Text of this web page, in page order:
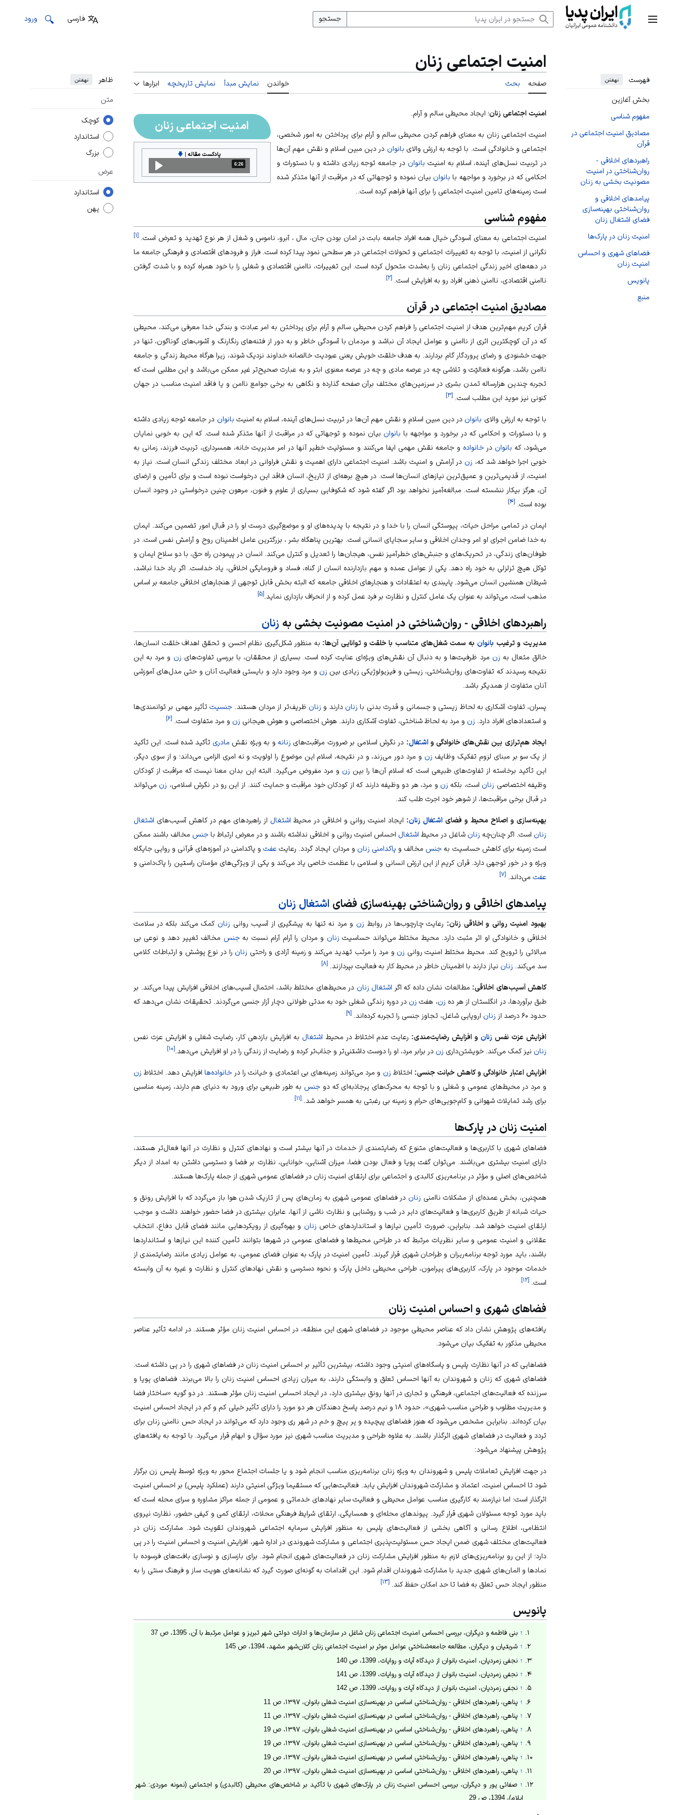
منوی اصلی
جستجو فارسی ورود
فهرست نهفتن
بخش آغازین
مفهوم شناسی
مصادیق امنیت اجتماعی در
قرآن
راهبردهای اخلاقی -
روان‌شناختی در امنیت
مصونیت بخشی به زنان
پیامدهای اخلاقی و
روان‌شناختی بهینه‌سازی
فضای اشتغال زنان
امنیت زنان در پارک‌ها
فضاهای شهری و احساس
امنیت زنان
پانویس
منبع
امنیت اجتماعی زنان
صفحه بحث خواندن نمایش مبدأ نمایش تاریخچه ابزارها ظاهر نهفتن
متن
کوچک
استاندارد
بزرگ
عرض
استاندارد
پهن
امنیت اجتماعی زنان
پادکست مقاله|
🡇
مدت: 6 دقیقه و 26 ثانیه
6:26
امنیت اجتماعی زنان؛ ایجاد محیطی سالم و آرام.
امنیت اجتماعی زنان به معنای فراهم کردن محیطی سالم و آرام برای پرداختن به امور شخصی،
اجتماعی و خانوادگی است. با توجه به ارزش والای بانوان در دین مبین اسلام و نقش مهم آن‌ها
در تربیت نسل‌های آینده، اسلام به امنیت بانوان در جامعه توجه زیادی داشته و با دستورات و
احکامی که در برخورد و مواجهه با بانوان بیان نموده و توجهاتی که در مراقبت از آنها متذکر شده
است زمینه‌های تامین امنیت اجتماعی را برای آنها فراهم کرده است..
مفهوم شناسی
امنیت اجتماعی به معنای آسودگی خیال همه افراد جامعه بابت در امان بودن جان، مال ، آبرو، ناموس و شغل از هر نوع تهدید و تعرض است. [۱]
نگرانی از امنیت، با توجه به تغییرات اجتماعی و تحولات اجتماعی در هر سطحی نمود پیدا کرده است. فراز و فرودهای اقتصادی و فرهنگی جامعه ما
در دهه‌های اخیر زندگی اجتماعی زنان را به‌شدت متحول کرده است. این تغییرات، ناامنی اقتصادی و شغلی را با خود همراه کرده و با شدت گرفتن
ناامنی اقتصادی، ناامنی ذهنی افراد رو به افزایش است. [۲]
مصادیق امنیت اجتماعی در قرآن
قرآن کریم مهم‌ترین هدف از امنیت اجتماعی را فراهم کردن محیطی سالم و آرام برای پرداختن به امر عبادت و بندگی خدا معرفی می‌کند، محیطی
که در آن کوچکترین اثری از ناامنی و عوامل ایجاد آن نباشد و مردمان با آسودگی خاطر و به دور از فتنه‌های رنگارنگ و آشوب‌های گوناگون، تنها در
جهت خشنودی و رضای پروردگار گام بردارند. به هدف خلقت خویش یعنی عبودیت خالصانه خداوند نزدیک شوند، زیرا هرگاه محیط زندگی و جامعه
ناامن باشد، هرگونه فعالیّت و تلاشی چه در عرصه مادی و چه در عرصه معنوی ابتر و به عبارت صحیح‌تر غیر ممکن می‌باشد و این مطلبی است که
تجربه چندین هزارساله تمدن بشری در سرزمین‌های مختلف برآن صفحه گذارده و نگاهی به برخی جوامع ناامن و یا فاقد امنیت مناسب در جهان
کنونی نیز موید این مطلب است. [۳]
با توجه به ارزش والای بانواندر دین مبین اسلام و نقش مهم آن‌ها در تربیت نسل‌های آینده، اسلام به امنیت بانوان در جامعه توجه زیادی داشته
و با دستورات و احکامی که در برخورد و مواجهه با بانوانبیان نموده و توجهاتی که در مراقبت از آنها متذکر شده است. که این به خوبی نمایان
می‌شود، که بانوان درخانواده و جامعه نقش مهمی ایفا می‌کنند و مسئولیت خطیر آنها در امر مدیریت خانه، همسرداری، تربیت فرزند، زمانی به
خوبی اجرا خواهد شد که، زندر آرامش و امنیت باشد. امنیت اجتماعی دارای اهمیت و نقش فراوانی در ابعاد مختلف زندگی انسان است. نیاز به
امنیت، از قدیمی‌ترین و عمیق‌ترین نیازهای انسان‌ها است. در هیچ برهه‌ای از تاریخ، انسان فاقد این درخواست نبوده است و برای تأمین و ارضای
آن، هرگز بیکار ننشسته است. مبالغه‌آمیز نخواهد بود اگر گفته شود که شکوفایی بسیاری از علوم و فنون، مرهون چنین درخواستی در وجود انسان
بوده است. [۴]
ایمان در تمامی مراحل حیات، پیوستگی انسان را با خدا و در نتیجه با پدیده‌های او و موضع‌گیری درست او را در قبال امور تضمین می‌کند. ایمان
به خدا ضامن اجرای او امر وجدان اخلاقی و سایر سجایای انسانی است. بهترین پناهگاه بشر ، بزرگترین عامل اطمینان روح و آرامش نفس است. در
طوفان‌های زندگی، در تحریک‌های و جنبش‌های خطرآمیز نفس، هیجان‌ها را تعدیل و کنترل می‌کند. انسان در پیمودن راه حق، با دو سلاح ایمان و
توکل هیچ تزلزلی به خود راه دهد. یکی از عوامل عمده و مهم بازدارنده انسان از گناه، فساد و فرومایگی اخلاقی، یاد خداست. اگر یاد خدا نباشد،
شیطان همنشین انسان می‌شود. پایبندی به اعتقادات و هنجارهای اخلاقی جامعه که البته بخش قابل توجهی از هنجارهای اخلاقی جامعه بر اساس
مذهب است، می‌تواند به عنوان یک عامل کنترل و نظارت بر فرد عمل کرده و از انحراف بازداری نماید.[۵]
راهبردهای اخلاقی - روان‌شناختی در امنیت مصونیت بخشی به زنان
مدیریت و ترغیب بانوان به سمت شغل‌های متناسب با خلقت و توانایی آن‌ها: به منظور شکل‌گیری نظام احسن و تحقق اهداف خلقت انسان‌ها،
خالق متعال به زن مرد ظرفیت‌ها و به دنبال آن نقش‌های ویژه‌ای عنایت کرده است. بسیاری از محققان، با بررسی تفاوت‌های زن و مردبه این
نتیجه رسیدند که تفاوت‌های روان‌شناختی، زیستی و فیزیولوژیکی زیادی بین زن و مردوجود دارد و بایستی فعالیت آنان و حتی مدل‌های آموزشی
آنان متفاوت از همدیگر باشد.
پسران، تفاوت آشکاری به لحاظ زیستی و جسمانی و قدرت بدنی با زناندارند و زنانظریف‌تر از مردان هستند. جنسیتتأثیر مهمی بر توانمندی‌ها
و استعدادهای افراد دارد. زن و مرد به لحاظ شناختی، تفاوت آشکاری دارند. هوش اختصاصی و هوش هیجانی زن و مرد متفاوت است. [۶]
ایجاد هم‌ترازی بین نقش‌های خانوادگیواشتغال: در نگرش اسلامی بر ضرورت مراقبت‌های زنانه و به ویژه نقش مادری تأکید شده است. این تأکید
از یک سو بر مبنای لزوم تفکیک وظایف زن و مرددور می‌زند، و در نتیجه، اسلام این موضوع را اولویت و نه امری الزامی می‌داند؛ و از سوی دیگر،
این تأکید برخاسته از تفاوت‌های طبیعی است که اسلام آن‌ها را بین زنو مرد مفروض می‌گیرد. البته این بدان معنا نیست که مراقبت از کودکان
وظیفه اختصاصی زناناست، بلکه زن و مرد، هر دو وظیفه دارند که از کودکان خود مراقبت و حمایت کنند. از این رو در نگرش اسلامی، زنمی‌تواند
در قبال برخی مراقبت‌ها، از شوهر خود اجرت طلب کند.
بهینه‌سازی و اصلاح محیط و فضای اشتغال زنان: ایجاد امنیت روانی و اخلاقی در محیط اشتغال از راهبردهای مهم در کاهش آسیب‌های اشتغال
زناناست. اگر چنان‌چه زنان شاغل در محیط اشتغال احساس امنیت روانی و اخلاقی نداشته باشند و در معرض ارتباط با جنسمخالف باشند ممکن
است زمینه برای کاهش حساسیت به جنسمخالف و پاکدامنی زنان و مردان ایجاد گردد. رعایت عفت و پاکدامنی در آموزه‌های قرآنی و روایی جایگاه
ویژه و در خور توجهی دارد. قرآن کریم از این ارزش انسانی و اسلامی با عظمت خاصی یاد می‌کند و یکی از ویژگی‌های مؤمنان راستین را پاک‌دامنی و
عفت می‌داند. [۷]
پیامدهای اخلاقی و روان‌شناختی بهینه‌سازی فضای اشتغال زنان
بهبود امنیت روانی و اخلاقی زنان: رعایت چارچوب‌ها در روابط زنو مرد نه تنها به پیشگیری از آسیب روانی زنان کمک می‌کند بلکه در سلامت
اخلاقی و خانوادگی او اثر مثبت دارد. محیط مختلط می‌تواند حساسیت زنان و مردان را آرام آرام نسبت بهجنس مخالف تغییر دهد و نوعی بی
مبالاتی را ترویج کند. محیط مختلط امنیت روانی زنو مردرا مرتب تهدید می‌کند و زمینه آزادی و راحتی زنانرا در نوع پوشش و ارتباطات کلامی
سد می‌کند. زنان نیاز دارند با اطمینان خاطر در محیط کار به فعالیت بپردازند. [۸]
کاهش آسیب‌های اخلاقی: مطالعات نشان داده که اگر اشتغال زنان در محیط‌های مختلط باشد، احتمال آسیب‌های اخلاقی افزایش پیدا می‌کند. بر
طبق برآوردها، در انگلستان از هر ده زن، هفت زندر دوره زندگی شغلی خود به مدتی طولانی دچار آزار جنسی می‌گردند. تحقیقات نشان می‌دهد که
حدود ۶۰ درصد از
زنان اروپایی شاغل، تجاوز جنسی را تجربه کرده‌اند. [۹]
افزایش عزت نفس زنان و افزایش رضایت‌مندی: رعایت عدم اختلاط در محیط اشتغالبه افزایش بازدهی کار، رضایت شغلی و افزایش عزت نفس
زنان نیز کمک می‌کند. خویشتن‌داری زن در برابر مرد، او را دوست داشتنی‌تر و جذاب‌تر کرده و رضایت از زندگی را در او افزایش می‌دهد.[۱۰]
افزایش اعتبار خانوادگیو کاهش خیانت جنسی: اختلاط زن و مرد می‌تواند زمینه‌های بی اعتمادی و خیانت را در خانواده‌هاافزایش دهد. اختلاط زن
و مرددر محیط‌های عمومی و شغلی و با توجه به محرک‌های پرجاذبه‌ای که دوجنس به طور طبیعی برای ورود به دنیای هم دارند، زمینه مناسبی
برای رشد تمایلات شهوانی و کام‌جویی‌های حرام و زمینه بی رغبتی به همسر خواهد شد. [۱۱]
امنیت زنان در پارک‌ها
فضاهای شهری با کاربری‌ها و فعالیت‌های متنوع که رضایتمندی از خدمات در آنها بیشتر است و نهادهای کنترل و نظارت در آنها فعال‌تر هستند،
دارای امنیت بیشتری می‌باشند. می‌توان گفت پویا و فعال بودن فضا، میزان آشنایی، خوانایی، نظارت بر فضا و دسترسی داشتن به امداد از دیگر
شاخص‌های اصلی و مؤثر در برنامه‌ریزی کالبدی و اجتماعی برای ارتقای امنیت زنان در فضاهای عمومی شهری از جمله پارک‌ها هستند.
همچنین، بخش عمده‌ای از مشکلات ناامنی زنان در فضاهای عمومی شهری به زمان‌های پس از تاریک شدن هوا باز می‌گردد که با افزایش رونق و
حیات شبانه از طریق کاربری‌ها و فعالیت‌های دایر در شب و روشنایی و نظارت ناشی از آنها، عابران بیشتری در فضا حضور خواهند داشت و موجب
ارتقای امنیت خواهد شد. بنابراین، ضرورت تأمین نیازها و استانداردهای خاص زنان و بهره‌گیری از رویکردهایی مانند فضای قابل دفاع، انتخاب
عقلانی و امنیت عمومی و سایر نظریات مرتبط که در طراحی محیط‌ها و فضاهای عمومی در شهرها بتوانند تأمین کننده این نیازها و استانداردها
باشند، باید مورد توجه برنامه‌ریزان و طراحان شهری قرار گیرند. تأمین امنیت در پارک به عنوان فضای عمومی، به عوامل زیادی مانند رضایتمندی از
خدمات موجود در پارک، کاربری‌های پیرامون، طراحی محیطی داخل پارک و نحوه دسترسی و نقش نهادهای کنترل و نظارت و غیره به آن وابسته
است.
[۱۲]
فضاهای شهری و احساس امنیت زنان
یافته‌های پژوهش نشان داد که عناصر محیطی موجود در فضاهای شهری این منطقه، در احساس امنیت زنان مؤثر هستند. در ادامه تأثیر عناصر
محیطی مذکور به تفکیک بیان می‌شود.
فضاهایی که در آنها نظارت پلیس و پاسگاه‌های امنیتی وجود داشته، بیشترین تأثیر بر احساس امنیت زنان در فضاهای شهری را در پی داشته است.
فضاهای شهری که زنان و شهروندان به آنها احساس تعلق و وابستگی دارند، به میزان زیادی احساس امنیت زنان را بالا می‌برند. فضاهای پویا و
سرزنده که فعالیت‌های اجتماعی، فرهنگی و تجاری در آنها رونق بیشتری دارد، در ایجاد احساس امنیت زنان مؤثر هستند. در دو گویه «ساختار فضا
و مدیریت مطلوب و طراحی مناسب شهری»، حدود ۱۸ و نیم درصد پاسخ دهندگان هر دو مورد را دارای تأثیر خیلی کم و کم در ایجاد احساس امنیت
بیان کرده‌اند. بنابراین مشخص می‌شود که هنوز فضاهای پیچیده و پر پیچ و خم در شهر ری وجود دارد که می‌تواند در ایجاد حس ناامنی زنان برای
تردد و فعالیت در فضاهای شهری اثرگذار باشند. به علاوه طراحی و مدیریت مناسب شهری نیز مورد سؤال و ابهام قرار می‌گیرد. با توجه به یافته‌های
پژوهش پیشنهاد می‌شود:
در جهت افزایش تعاملات پلیس و شهروندان به ویژه زنان برنامه‌ریزی مناسب انجام شود و یا جلسات اجتماع محور به ویژه توسط پلیس زن برگزار
شود تا احساس امنیت، اعتماد و مشارکت شهروندان افزایش یابد. فعالیت‌هایی که مستقیما ویژگی امنیتی دارند (عملکرد پلیس) بر احساس امنیت
اثرگذار است؛ اما نیازمند به کارگیری مناسب عوامل محیطی و فعالیت سایر نهادهای خدماتی و عمومی از جمله مراکز مشاوره و سرای محله است که
باید مورد توجه مسئولان شهری قرار گیرد. پیوندهای محله‌ای و همسایگی، ارتقای شرایط فرهنگی محلات، ارتقای کمی و کیفی حضور، نظارت نیروی
انتظامی، اطلاع رسانی و آگاهی بخشی از فعالیت‌های پلیس به منظور افزایش سرمایه اجتماعی شهروندان تقویت شود. مشارکت زنان در
فعالیت‌های مختلف شهری ضمن ایجاد حس مسئولیت‌پذیری اجتماعی و مشارکت شهروندی در اداره شهر، افزایش امنیت و احساس امنیت را در پی
دارد؛ از این رو برنامه‌ریزی‌های لازم به منظور افزایش مشارکت زنان در فعالیت‌های شهری انجام شود. برای بازسازی و نوسازی ‌بافت‌های فرسوده با
نمادها و ‌المان‌های شهری جدید با مشارکت شهروندان اقدام شود. این اقدامات به گونه‌ای صورت گیرد که نشانه‌های هویت ساز و فرهنگ سنتی را به
منظور ایجاد حس تعلق به فضا تا حد امکان حفظ کند.
[۱۳]
پانویس
↑ بنی فاطمه و دیگران، بررسی احساس امنیت اجتماعی زنان شاغل در سازمان‌ها و ادارات دولتی شهر تبریز و عوامل مرتبط با آن، 1395، ص 37
↑ شربتیان و دیگران، مطالعه جامعه‌شناختی عوامل موثر بر امنیت اجتماعی زنان کلان‌شهر مشهد، 1394، ص 145
↑ نجفی زمردیان، امنیت بانوان از دیدگاه آیات و روایات، 1399، ص 140
↑ نجفی زمردیان، امنیت بانوان از دیدگاه آیات و روایات، 1399، ص 141
↑ نجفی زمردیان، امنیت بانوان از دیدگاه آیات و روایات، 1399، ص 142
↑ پناهی، راهبردهای اخلاقی - روان‌شناختی اساسی در بهینه‌سازی امنیت شغلی بانوان، ۱۳۹۷، ص 11
↑ پناهی، راهبردهای اخلاقی - روان‌شناختی اساسی در بهینه‌سازی امنیت شغلی بانوان، ۱۳۹۷، ص 11
↑ پناهی، راهبردهای اخلاقی - روان‌شناختی اساسی در بهینه‌سازی امنیت شغلی بانوان، ۱۳۹۷، ص 19
↑ پناهی، راهبردهای اخلاقی - روان‌شناختی اساسی در بهینه‌سازی امنیت شغلی بانوان، ۱۳۹۷، ص 19
↑ پناهی، راهبردهای اخلاقی - روان‌شناختی اساسی در بهینه‌سازی امنیت شغلی بانوان، ۱۳۹۷، ص 19
↑ پناهی، راهبردهای اخلاقی - روان‌شناختی اساسی در بهینه‌سازی امنیت شغلی بانوان، ۱۳۹۷، ص 20
↑ صفائی پور و دیگران، بررسی احساس امنیت زنان در پارک‌های شهری با تأكید بر شاخص‌های محیطی (کالبدی) و اجتماعی (نمونه موردی: شهر
ایلام)، 1394، ص 29